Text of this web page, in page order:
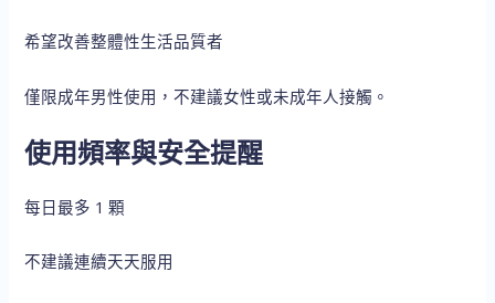
希望改善整體性生活品質者
僅限成年男性使用，不建議女性或未成年人接觸。
使用頻率與安全提醒
每日最多 1 顆
不建議連續天天服用